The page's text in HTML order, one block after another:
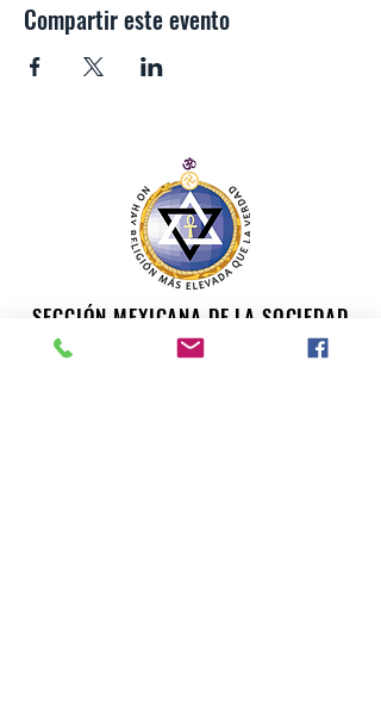
Compartir este evento
SECCIÓN MEXICANA DE LA SOCIEDAD
TEOSÓFICA